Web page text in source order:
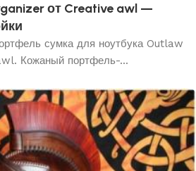
от Creative awl —
сумка для ноутбука Outlaw
Кожаный портфель-...